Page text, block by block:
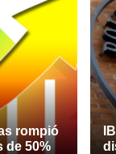
rompió
de 50%